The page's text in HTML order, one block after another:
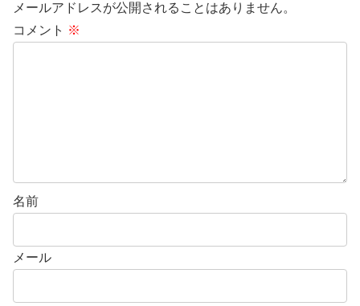
メールアドレスが公開されることはありません。
コメント ※
名前
メール